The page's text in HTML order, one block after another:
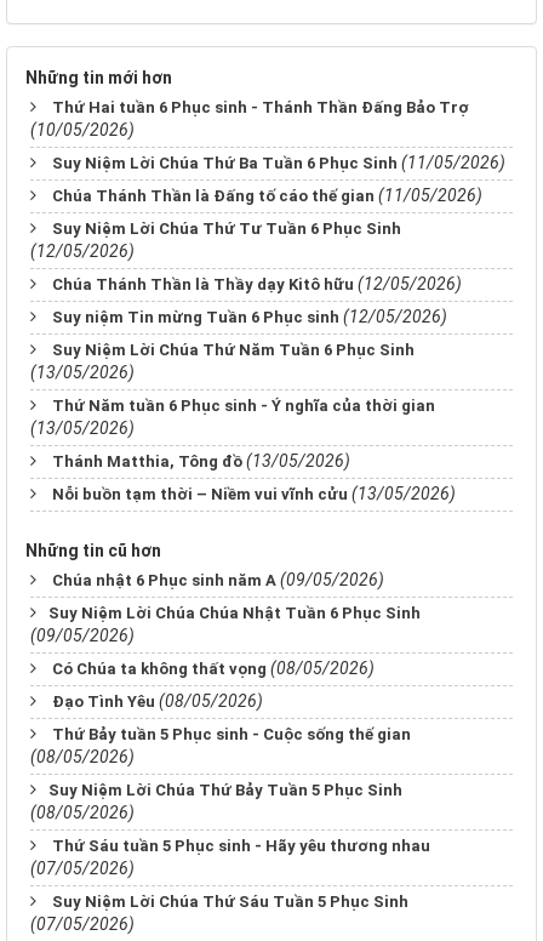
Những tin mới hơn
Thứ Hai tuần 6 Phục sinh - Thánh Thần Đấng Bảo Trợ
(10/05/2026)
Suy Niệm Lời Chúa Thứ Ba Tuần 6 Phục Sinh (11/05/2026)
Chúa Thánh Thần là Đấng tố cáo thế gian (11/05/2026)
Suy Niệm Lời Chúa Thứ Tư Tuần 6 Phục Sinh
(12/05/2026)
Chúa Thánh Thần là Thầy dạy Kitô hữu (12/05/2026)
Suy niệm Tin mừng Tuần 6 Phục sinh (12/05/2026)
Suy Niệm Lời Chúa Thứ Năm Tuần 6 Phục Sinh
(13/05/2026)
Thứ Năm tuần 6 Phục sinh - Ý nghĩa của thời gian
(13/05/2026)
Thánh Matthia, Tông đồ (13/05/2026)
Nỗi buồn tạm thời – Niềm vui vĩnh cửu (13/05/2026)
Những tin cũ hơn
Chúa nhật 6 Phục sinh năm A (09/05/2026)
​​​​​​​Suy Niệm Lời Chúa Chúa Nhật Tuần 6 Phục Sinh
(09/05/2026)
Có Chúa ta không thất vọng (08/05/2026)
Đạo Tình Yêu (08/05/2026)
Thứ Bảy tuần 5 Phục sinh - Cuộc sống thế gian
(08/05/2026)
​​​​​​​Suy Niệm Lời Chúa Thứ Bảy Tuần 5 Phục Sinh
(08/05/2026)
Thứ Sáu tuần 5 Phục sinh - Hãy yêu thương nhau
(07/05/2026)
Suy Niệm Lời Chúa Thứ Sáu Tuần 5 Phục Sinh
(07/05/2026)